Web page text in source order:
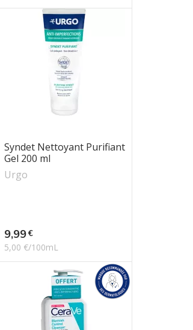
Syndet Nettoyant Purifiant
Gel 200 ml
Urgo
Prix
9,99€
5,00 €/100mL